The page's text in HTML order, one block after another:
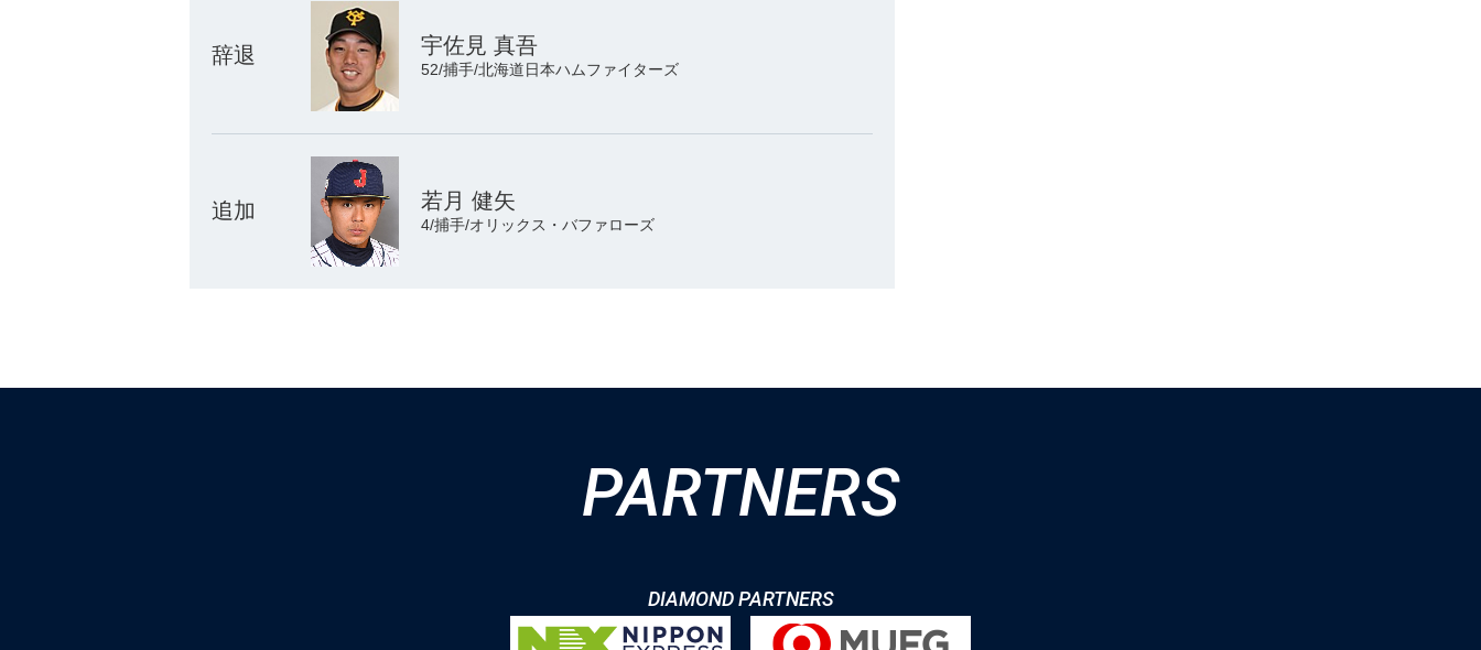
辞退 宇佐見 真吾
52/捕手/北海道日本ハムファイターズ
追加 若月 健矢
4/捕手/オリックス・バファローズ
PARTNERS
DIAMOND PARTNERS